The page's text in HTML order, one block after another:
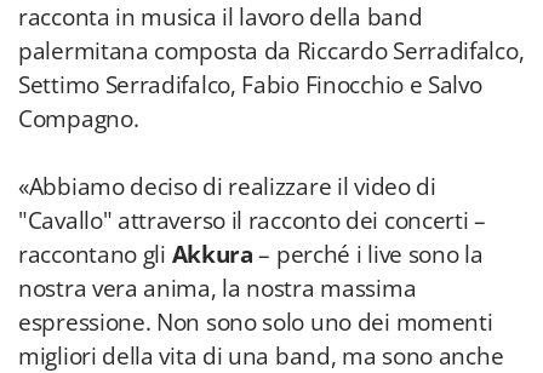
racconta in musica il lavoro della band
palermitana composta da Riccardo Serradifalco,
Settimo Serradifalco, Fabio Finocchio e Salvo
Compagno.
«Abbiamo deciso di realizzare il video di
"Cavallo" attraverso il racconto dei concerti –
raccontano gli Akkura– perché i live sono la
nostra vera anima, la nostra massima
espressione. Non sono solo uno dei momenti
migliori della vita di una band, ma sono anche